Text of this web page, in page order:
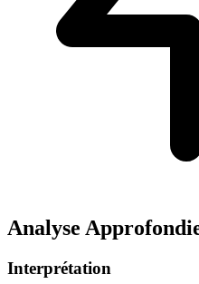
Analyse
Interprétation